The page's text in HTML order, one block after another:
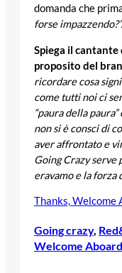
domanda che
forse impazzendo?”.
Spiega il
proposito del
ricordare cosa
come tutti noi ci
“paura della
non si è consci di
aver affrontato e
Going Crazy serve
eravamo e la
Thanks, Welcome
Going crazy,
Welcome Aboard